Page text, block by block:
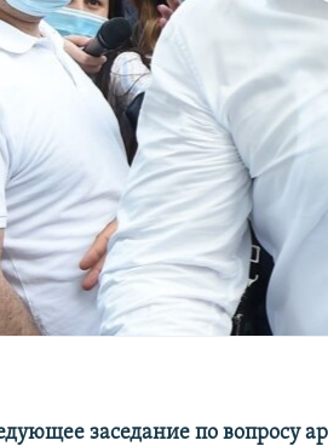
заседание по вопросу